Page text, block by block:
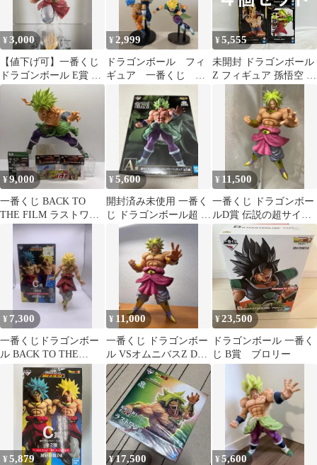
¥3,000
【値下げ可】一番くじ
ドラゴンボール E賞 ブ
ロリー '93 フィギュア
¥ 2,999
ドラゴンボール フィ
ギュア 一番くじ 映
ベジータ ブロリー
¥5,555
未開封 ドラゴンボール
Z フィギュア 孫悟空 ブ
ロリー 2種 4個セット
LF8287 f111
¥9,000
一番くじ BACK TO
THE FILM ラストワン
賞 ブロリー
¥5,600
開封済み未使用 一番く
じ ドラゴンボール超 A
賞 超サイヤ人ブロリー
フルパワー
¥ 11,500
一番くじ ドラゴンボー
ルD賞 伝説の超サイヤ
人 ブロリー 箱あり 美
品
¥ 7,300
一番くじドラゴンボー
ル BACK TO THE
FILM C賞 ブロリー
¥ 11,000
一番くじ ドラゴンボー
ル VSオムニバスZ D
賞 ブロリー フィギュ
ア
¥23,500
ドラゴンボール 一番く
じ B賞 ブロリー
¥5,879 ¥17,500 ¥5,600